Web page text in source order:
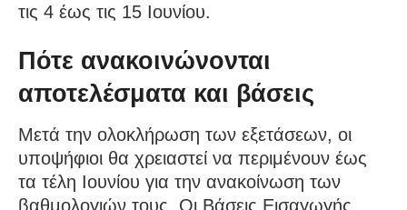
τις 4 έως τις 15 Ιουνίου.
Πότε ανακοινώνονται
αποτελέσματα και βάσεις
Μετά την ολοκλήρωση των εξετάσεων, οι
υποψήφιοι θα χρειαστεί να περιμένουν έως
τα τέλη Ιουνίου για την ανακοίνωση των
βαθμολογιών τους. Οι Βάσεις Εισαγωγής